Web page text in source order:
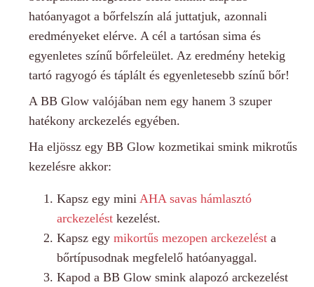
hatóanyagot a bőrfelszín alá juttatjuk, azonnali
eredményeket elérve. A cél a tartósan sima és
egyenletes színű bőrfeleület. Az eredmény hetekig
tartó ragyogó és táplált és egyenletesebb színű bőr!
A BB Glow valójában nem egy hanem 3 szuper
hatékony arckezelés egyében.
Ha eljössz egy BB Glow kozmetikai smink mikrotűs
kezelésre akkor:
Kapsz egy mini AHA savas hámlasztó
arckezelést kezelést.
Kapsz egymikortűs mezopen arckezelést a
bőrtípusodnak megfelelő hatóanyaggal.
Kapod a BB Glow smink alapozó arckezelést